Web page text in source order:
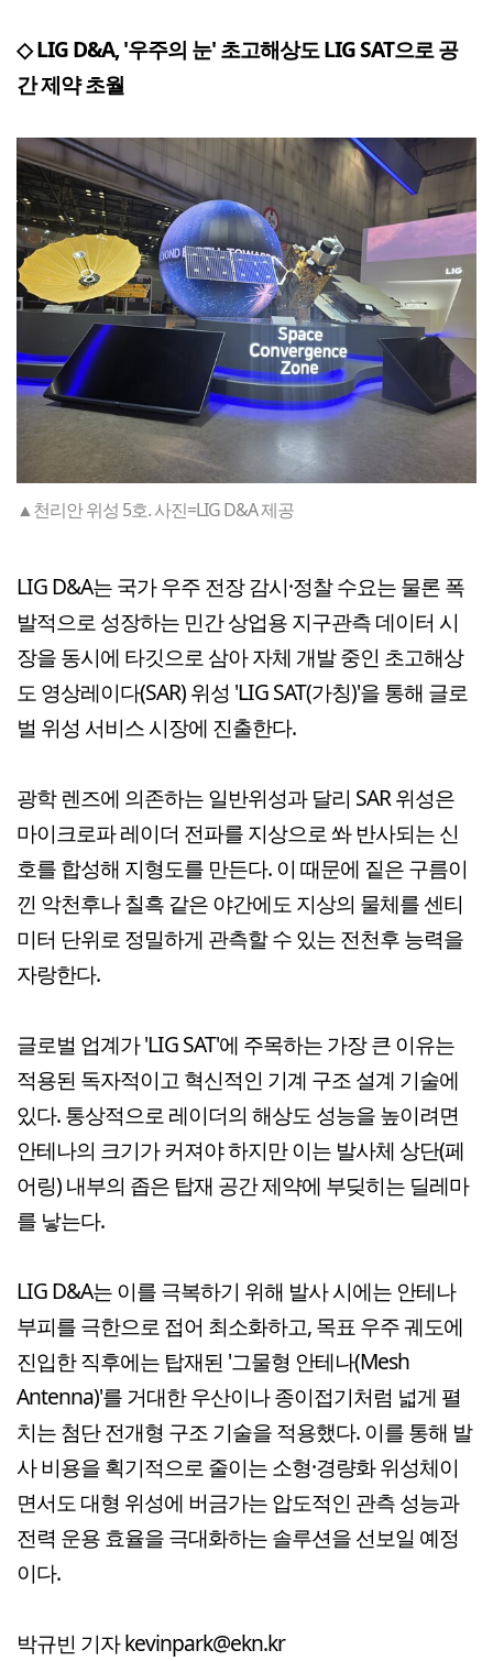
◇ LIG D&A, '우주의 눈' 초고해상도 LIG SAT으로 공
간 제약 초월
▲천리안 위성 5호. 사진=LIG D&A 제공
LIG D&A는 국가 우주 전장 감시·정찰 수요는 물론 폭
발적으로 성장하는 민간 상업용 지구관측 데이터 시
장을 동시에 타깃으로 삼아 자체 개발 중인 초고해상
도 영상레이다(SAR) 위성 'LIG SAT(가칭)'을 통해 글로
벌 위성 서비스 시장에 진출한다.
광학 렌즈에 의존하는 일반위성과 달리 SAR 위성은
마이크로파 레이더 전파를 지상으로 쏴 반사되는 신
호를 합성해 지형도를 만든다. 이 때문에 짙은 구름이
낀 악천후나 칠흑 같은 야간에도 지상의 물체를 센티
미터 단위로 정밀하게 관측할 수 있는 전천후 능력을
자랑한다.
글로벌 업계가 'LIG SAT'에 주목하는 가장 큰 이유는
적용된 독자적이고 혁신적인 기계 구조 설계 기술에
있다. 통상적으로 레이더의 해상도 성능을 높이려면
안테나의 크기가 커져야 하지만 이는 발사체 상단(페
어링) 내부의 좁은 탑재 공간 제약에 부딪히는 딜레마
를 낳는다.
LIG D&A는 이를 극복하기 위해 발사 시에는 안테나
부피를 극한으로 접어 최소화하고, 목표 우주 궤도에
진입한 직후에는 탑재된 '그물형 안테나(Mesh
Antenna)'를 거대한 우산이나 종이접기처럼 넓게 펼
치는 첨단 전개형 구조 기술을 적용했다. 이를 통해 발
사 비용을 획기적으로 줄이는 소형·경량화 위성체이
면서도 대형 위성에 버금가는 압도적인 관측 성능과
전력 운용 효율을 극대화하는 솔루션을 선보일 예정
이다.
박규빈 기자 kevinpark@ekn.kr